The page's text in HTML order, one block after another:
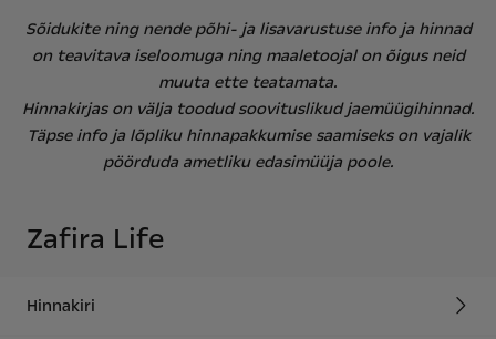
Sõidukite ning nende põhi- ja lisavarustuse info ja hinnad
on teavitava iseloomuga ning maaletoojal on õigus neid
muuta ette teatamata.
Hinnakirjas on välja toodud soovituslikud jaemüügihinnad.
Täpse info ja lõpliku hinnapakkumise saamiseks on vajalik
pöörduda ametliku edasimüüja poole.
Zafira Life
Hinnakiri